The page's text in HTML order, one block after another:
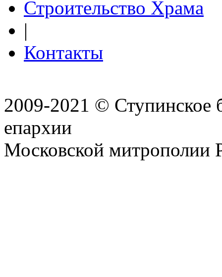
Строительство Храма
|
Контакты
2009-2021 © Ступинское
епархии
Московской митрополии